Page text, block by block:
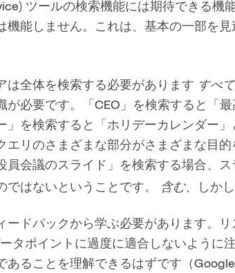
ツールの検索機能には期待できる機
機能しません。これは、基本の一部を
は全体を検索する必要があります すべ
必要です。「CEO」を検索すると「
」を検索すると「ホリデーカレンダー
エリのさまざまな部分がさまざまな目
員会議のスライド」を検索する場合、
ではないということです。 含む、しか
ードバックから学ぶ必要があります。
タポイントに過度に適合しないように
あることを理解できるはずです（